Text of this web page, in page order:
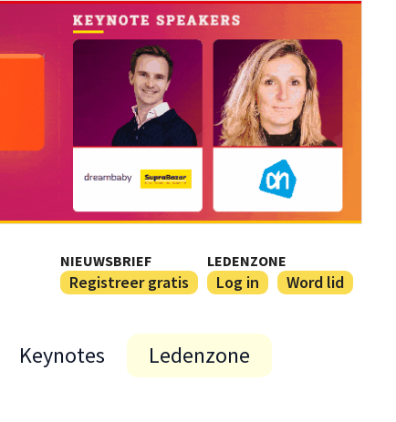
NIEUWSBRIEF
Registreer gratis
LEDENZONE
Log in Word lid
Keynotes Ledenzone